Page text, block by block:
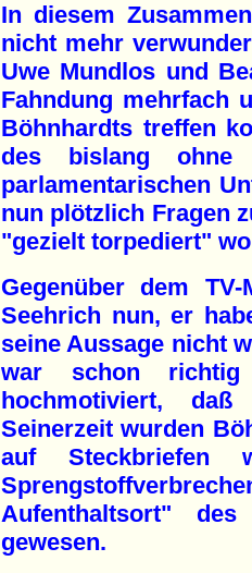
In diesem
nicht mehr
Uwe Mundlos und
Fahndung mehrfach
Böhnhardts treffen
des bislang ohne
parlamentarischen
nun plötzlich Fragen
"gezielt torpediert"
Gegenüber dem
Seehrich nun, er
seine Aussage nicht
war schon
hochmotiviert,
Seinerzeit wurden
auf Steckbriefen
Aufenthaltsort"
gewesen.